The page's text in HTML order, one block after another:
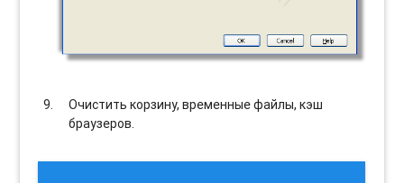
Очистить корзину, временные файлы, кэш
браузеров.